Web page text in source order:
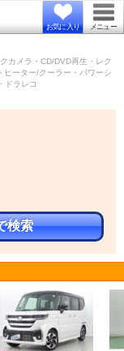
お気に入り メニュー
カメラ・CD/DVD再生・レク
ーター/クーラー・パワーシ
ドラレコ
検索